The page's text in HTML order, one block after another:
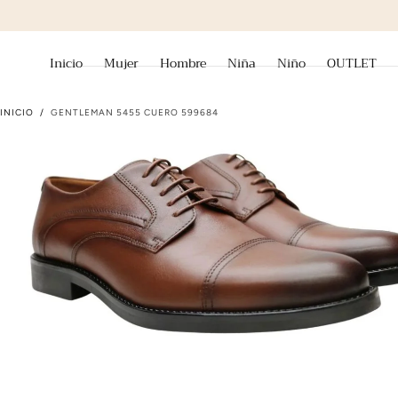
Inicio Mujer Hombre Niña Niño OUTLET
INICIO / GENTLEMAN 5455 CUERO 599684